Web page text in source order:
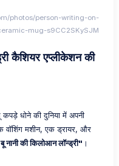
photos/person-writing-on-
mug-s9CC2SKySJM
कैशियर एप्लीकेशन की
धोने की दुनिया में अपनी
वॉशिंग मशीन, एक ड्रायर, और
नानी की किलोआन लॉन्ड्री" ।